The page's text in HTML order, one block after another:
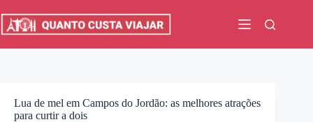
para
Lua de mel em Campos do Jordão: as melhores atrações
para curtir a dois